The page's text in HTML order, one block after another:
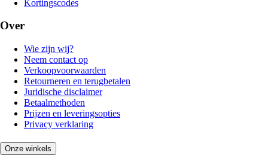
Kortingscodes
Over
Wie zijn wij?
Neem contact op
Verkoopvoorwaarden
Retourneren en terugbetalen
Juridische disclaimer
Betaalmethoden
Prijzen en leveringsopties
Privacy verklaring
Onze winkels